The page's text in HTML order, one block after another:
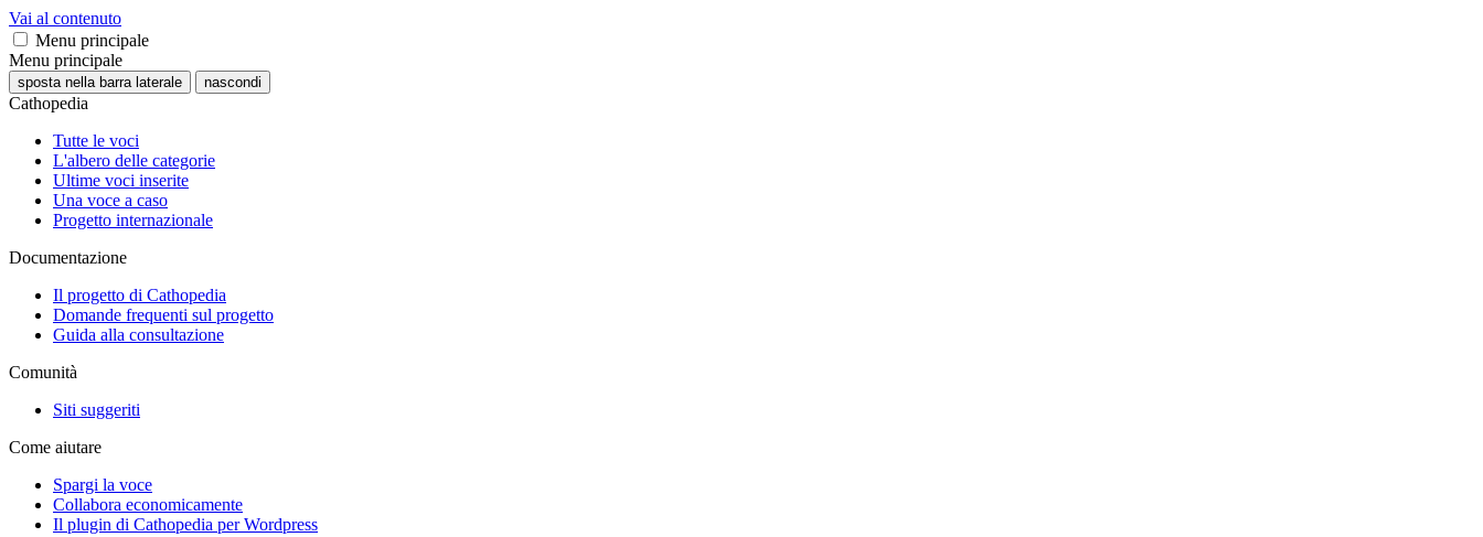
Vai al contenuto
Menu principale
Menu principale
sposta nella barra laterale nascondi
Cathopedia
Tutte le voci
L'albero delle categorie
Ultime voci inserite
Una voce a caso
Progetto internazionale
Documentazione
Il progetto di Cathopedia
Domande frequenti sul progetto
Guida alla consultazione
Comunità
Siti suggeriti
Come aiutare
Spargi la voce
Collabora economicamente
Il plugin di Cathopedia per Wordpress